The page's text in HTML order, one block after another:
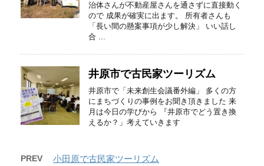
治体さんが不動産屋さんを通さずに直接動く
ので 成果が確実に出ます。 所有者さんも
「長い間の懸案事項が少し解決」 いい話し
合 ...
井原市で古民家ツーリズム
井原市で「未来創生会議番外編」 多くの方
にまちづくりの事例をお聞き頂きました 来
月は今日の学びから 『井原市でどう置き換
えるか？」考えていきます
PREV 小田原で古民家ツーリズム